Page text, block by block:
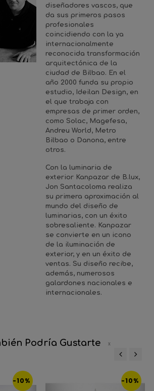
diseñadores vascos, que
da sus primeros pasos
profesionales
coincidiendo con la ya
internacionalmente
reconocida transformación
arquitectónica de la
ciudad de Bilbao. En el
año 2000 funda su propio
estudio, Ideilan Design, en
el que trabaja con
empresas de primer orden,
como Solac, Magefesa,
Andreu World, Metro
Bilbao o Danona, entre
otros.
Con la luminaria de
exterior Kanpazar de B.lux,
Jon Santacoloma realiza
su primera aproximación al
mundo del diseño de
luminarias, con un éxito
sobresaliente. Kanpazar
se convierte en un icono
de la iluminación de
exterior, y en un éxito de
ventas. Su diseño recibe,
además, numerosos
galardones nacionales e
internacionales.
Podría Gustarte
-10% -10%